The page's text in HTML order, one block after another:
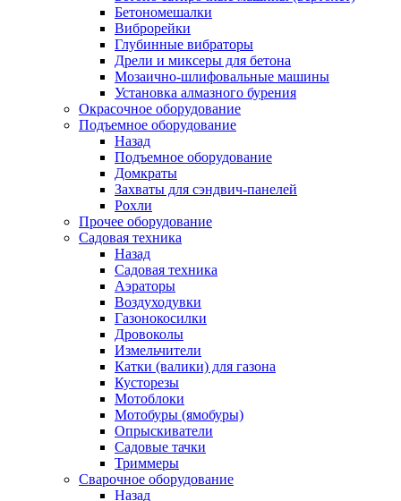
Бетономешалки
Виброрейки
Глубинные вибраторы
Дрели и миксеры для бетона
Мозаично-шлифовальные машины
Установка алмазного бурения
Окрасочное оборудование
Подъемное оборудование
Назад
Подъемное оборудование
Домкраты
Захваты для сэндвич-панелей
Рохли
Прочее оборудование
Садовая техника
Назад
Садовая техника
Аэраторы
Воздуходувки
Газонокосилки
Дровоколы
Измельчители
Катки (валики) для газона
Кусторезы
Мотоблоки
Мотобуры (ямобуры)
Опрыскиватели
Садовые тачки
Триммеры
Сварочное оборудование
Назад